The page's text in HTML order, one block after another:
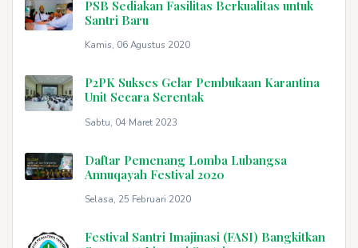
PSB Sediakan Fasilitas Berkualitas untuk
Santri Baru
Kamis, 06 Agustus 2020
P2PK Sukses Gelar Pembukaan Karantina
Unit Secara Serentak
Sabtu, 04 Maret 2023
Daftar Pemenang Lomba Lubangsa
Annuqayah Festival 2020
Selasa, 25 Februari 2020
Festival Santri Imajinasi (FASI) Bangkitkan